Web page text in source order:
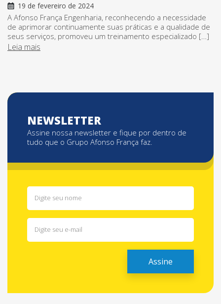
19 de fevereiro de 2024
A Afonso França Engenharia, reconhecendo a necessidade
de aprimorar continuamente suas práticas e a qualidade de
seus serviços, promoveu um treinamento especializado […]
Leia mais
NEWSLETTER
Assine nossa newsletter e fique por dentro de
tudo que o Grupo Afonso França faz.